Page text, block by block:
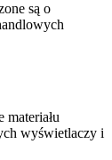
są o
wyświetlaczy i